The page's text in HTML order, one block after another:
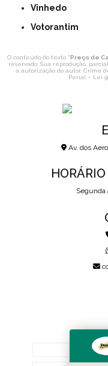
Vinhedo
Votorantim
O conteúdo do texto "Preço de
reservado. Sua reprodução,
a autorização do autor. Crime
Penal – Lei
Av. dos
Segunda